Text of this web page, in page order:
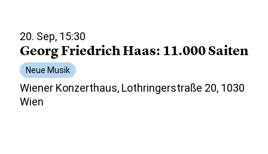
20. Sep, 15:30
Georg Friedrich Haas: 11.000 Saiten
Neue Musik
Wiener Konzerthaus, Lothringerstraße 20, 1030
Wien